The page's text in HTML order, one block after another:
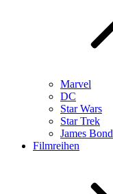
Marvel
DC
Star Wars
Star Trek
James Bond
Filmreihen